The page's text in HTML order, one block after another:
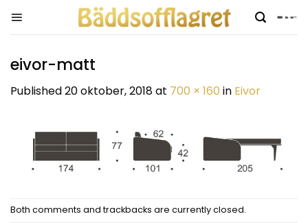
eivor-matt
Published20 oktober, 2018at 700 × 160 in Eivor
Both comments and trackbacks are currently closed.